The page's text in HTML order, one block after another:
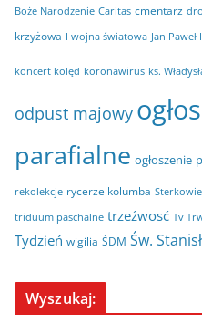
Boże Narodzenie Caritas cmentarz
krzyżowa I wojna światowa Jan Paweł
koncert kolęd koronawirus ks.
odpust majowy
parafialne ogłoszenie
rekolekcje rycerze kolumba
triduum paschalne trzeźwosć Tv
Tydzień wigilia ŚDM Św.
Wyszukaj: